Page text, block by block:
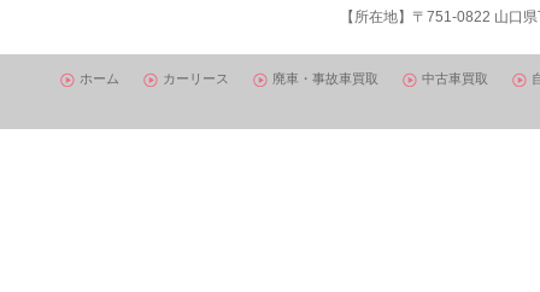
【所在地】〒751-0822 山
ホーム カーリース 廃車・事故車買取 中古車買取